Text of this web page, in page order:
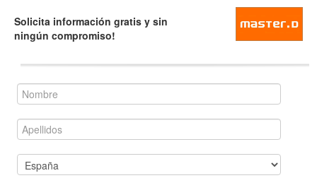
Solicita información gratis y sin
ningún compromiso!